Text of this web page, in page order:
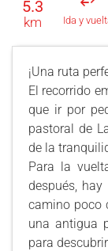
5.3
km Ida y
¡Una ruta
El recorrido
que ir por
pastoral de
de la
Para la
después,
camino poco
una antigua
para